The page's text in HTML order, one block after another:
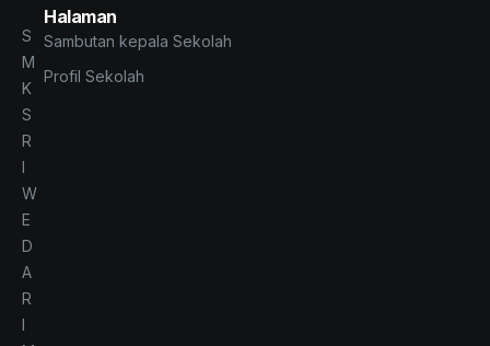
S
M
K
S
R
I
W
E
D
A
R
I
Halaman
Sambutan kepala Sekolah
Profil Sekolah